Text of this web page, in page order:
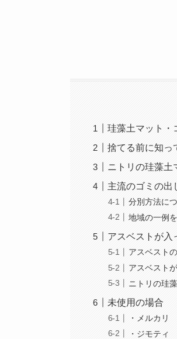
珪藻土マット・
捨てる前に知っ
ニトリの珪藻土
主流のゴミの出
分別方法に
地域の一例
アスベストが入
アスベスト
アスベスト
ニトリの珪
未使用の場合
・メルカリ
・ジモティ